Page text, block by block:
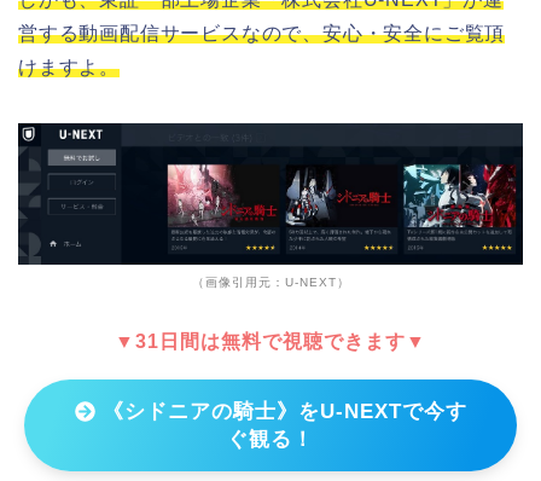
営する動画配信サービスなので、安心・安全にご覧頂
けますよ。
（画像引用元：U-NEXT）
▼31日間は無料で視聴できます▼
《シドニアの騎士》をU-NEXTで今す
ぐ観る！